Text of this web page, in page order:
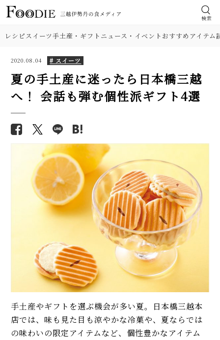
検索
レシピスイーツ手土産・ギフト ニュース・イベントおすすめアイテム
2020.08.04 # スイーツ
夏の手土産に迷ったら日本橋三越
へ！ 会話も弾む個性派ギフト4選
手土産やギフトを選ぶ機会が多い夏。日本橋三越本
店では、味も見た目も涼やかな冷菓や、夏ならでは
の味わいの限定アイテムなど、個性豊かなアイテム